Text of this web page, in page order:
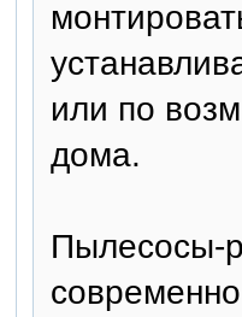
или по
дома.
Пылесосы-